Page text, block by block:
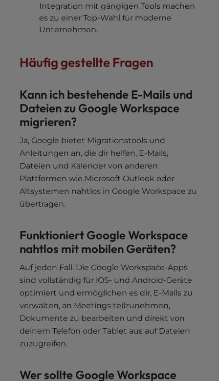
Integration mit gängigen Tools machen
es zu einer Top-Wahl für moderne
Unternehmen.
Häufig gestellte Fragen
Kann ich bestehende E-Mails und
Dateien zu Google Workspace
migrieren?
Ja, Google bietet Migrationstools und
Anleitungen an, die dir helfen, E-Mails,
Dateien und Kalender von anderen
Plattformen wie Microsoft Outlook oder
Altsystemen nahtlos in Google Workspace zu
übertragen.
Funktioniert Google Workspace
nahtlos mit mobilen Geräten?
Auf jeden Fall. Die Google Workspace-Apps
sind vollständig für iOS- und Android-Geräte
optimiert und ermöglichen es dir, E-Mails zu
verwalten, an Meetings teilzunehmen,
Dokumente zu bearbeiten und direkt von
deinem Telefon oder Tablet aus auf Dateien
zuzugreifen.
Wer sollte Google Workspace